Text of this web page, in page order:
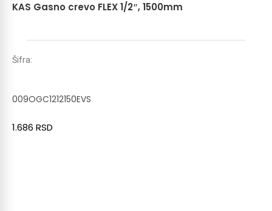
KAS Gasno crevo FLEX 1/2″, 1500mm
Šifra:
009OGC1212150EVS
1.686 RSD